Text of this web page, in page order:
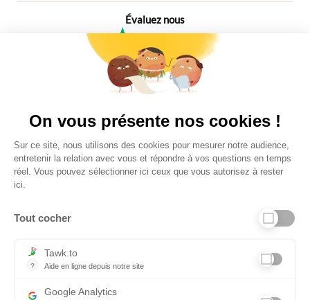
Évaluez nous
Plus de 650 Avis
On vous présente nos cookies !
Sur ce site, nous utilisons des cookies pour mesurer notre audience,
entretenir la relation avec vous et répondre à vos questions en temps
réel. Vous pouvez sélectionner ici ceux que vous autorisez à rester
ici.
Tout cocher
?
Tawk.to
Aide en ligne depuis notre site
Google Analytics